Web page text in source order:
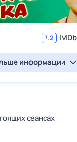
7.2 IMDb
информации
сеансах